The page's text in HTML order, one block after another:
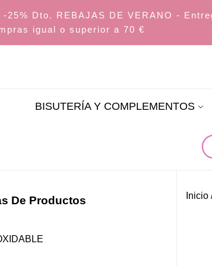
-25% Dto. REBAJAS DE VERANO -
igual o superior a 70 €
BISUTERÍA Y COMPLEMENTOS
de
Inicio
De Productos